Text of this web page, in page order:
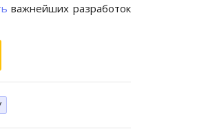
важнейших разработок